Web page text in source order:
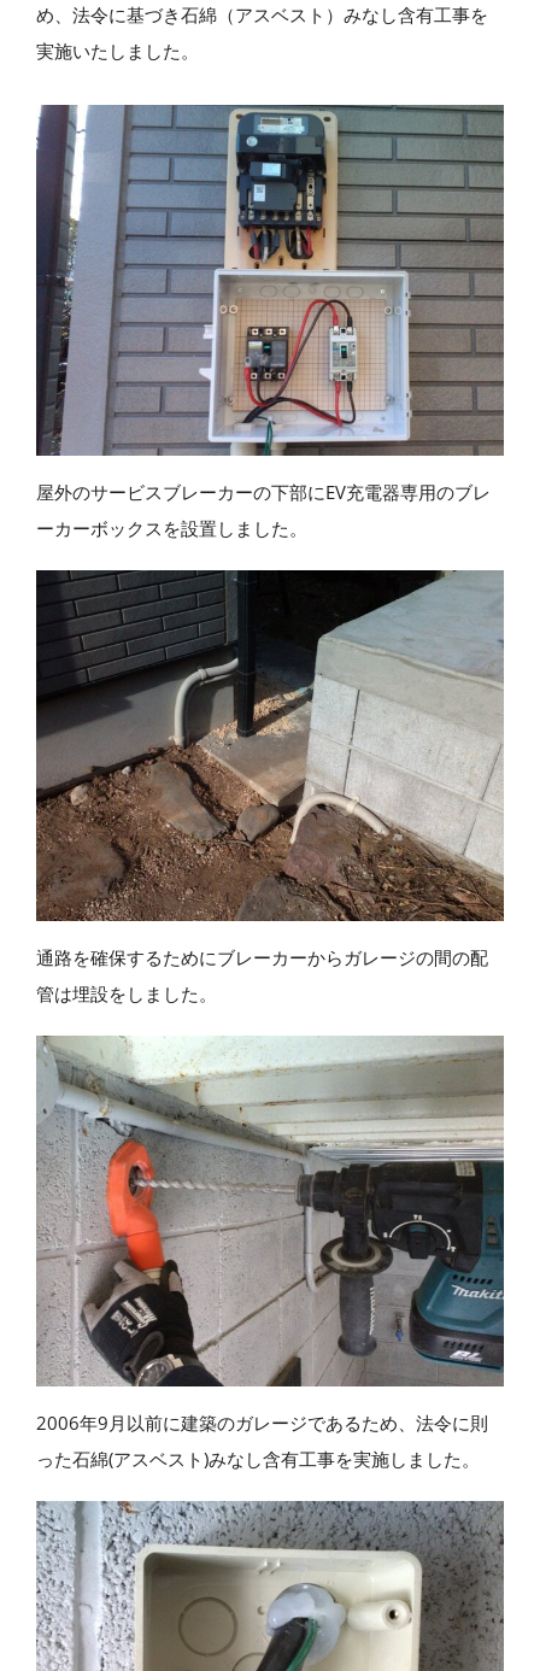
め、法令に基づき石綿（アスベスト）みなし含有工事を
実施いたしました。
屋外のサービスブレーカーの下部にEV充電器専用のブレ
ーカーボックスを設置しました。
通路を確保するためにブレーカーからガレージの間の配
管は埋設をしました。
2006年9月以前に建築のガレージであるため、法令に則
った石綿(アスベスト)みなし含有工事を実施しました。